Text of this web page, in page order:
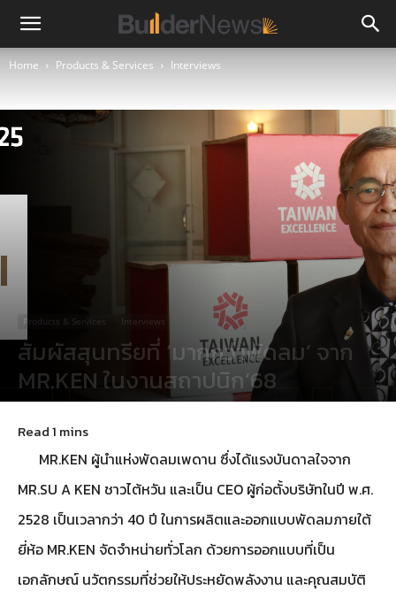
Home Products & Services Interviews
Products & Services Interviews
สัมผัสสุนทรียที่ ‘มากกว่าพัดลม’ จาก
MR.KEN ในงานสถาปนิก’68
MR.KEN ผู้นำแห่งพัดลมเพดาน ซึ่งได้แรงบันดาลใจจาก
MR.SU A KEN ชาวไต้หวัน และเป็น CEO ผู้ก่อตั้งบริษัทในปี พ.ศ.
2528 เป็นเวลากว่า 40 ปี ในการผลิตและออกแบบพัดลมภายใต้
ยี่ห้อ MR.KEN จัดจำหน่ายทั่วโลก ด้วยการออกแบบที่เป็น
เอกลักษณ์ นวัตกรรมที่ช่วยให้ประหยัดพลังงาน และคุณสมบัติ